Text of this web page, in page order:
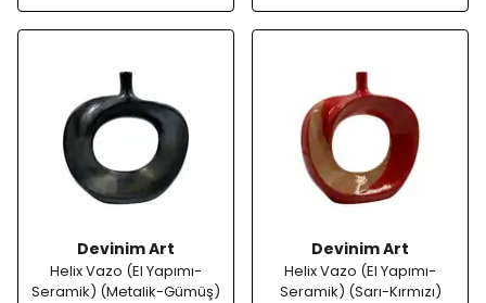
Devinim Art
Helix Vazo (El Yapımı-
Seramik) (Metalik-Gümüş)
Devinim Art
Helix Vazo (El Yapımı-
Seramik) (Sarı-Kırmızı)